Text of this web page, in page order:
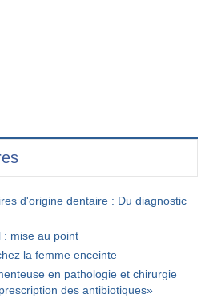
d'origine dentaire : Du diagnostic
: mise au point
la femme enceinte
en pathologie et chirurgie
des antibiotiques»